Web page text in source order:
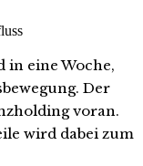
in eine Woche,
Der
voran.
wird dabei zum